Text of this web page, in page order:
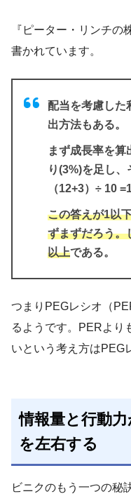
『ピーター・リンチ
書かれています。
配当を考慮した
出方法もある。
まず成長率を算
り(3%)を足し、
（12+3）÷ 10
この答えが1以
ずまずだろう。
以上である。
つまりPEGレシオ（
るようです。PERより
いという考え方はPEG
情報量と行動
を左右する
ビニクのもう一つの秘